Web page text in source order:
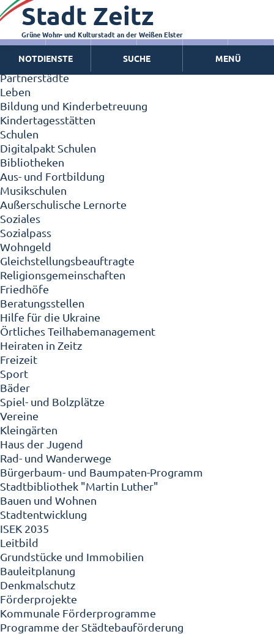
Zeitz - Die Kleinstadt
Willkommen in Zeitz!
Interview mit Oberbürgermeister Christian Thieme
Zeitz - Stadt der Zukunft
Ortschaften
Partnerstädte
Leben
Bildung und Kinderbetreuung
Kindertagesstätten
Schulen
Digitalpakt Schulen
Bibliotheken
Aus- und Fortbildung
Musikschulen
Außerschulische Lernorte
Soziales
Sozialpass
Wohngeld
Gleichstellungsbeauftragte
Religionsgemeinschaften
Friedhöfe
Beratungsstellen
Hilfe für die Ukraine
Örtliches Teilhabemanagement
Heiraten in Zeitz
Freizeit
Sport
Bäder
Spiel- und Bolzplätze
Vereine
Kleingärten
Haus der Jugend
Rad- und Wanderwege
Bürgerbaum- und Baumpaten-Programm
Stadtbibliothek "Martin Luther"
Bauen und Wohnen
Stadtentwicklung
ISEK 2035
Leitbild
Grundstücke und Immobilien
Bauleitplanung
Denkmalschutz
Förderprojekte
Kommunale Förderprogramme
Programme der Städtebauförderung
Stadt Zeitz
Grüne Wohn- und Kulturstadt an der Weißen Elster
NOTDIENSTE SUCHE MENÜ